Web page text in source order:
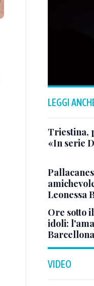
LEGGI
Triestina,
«In serie
Leonessa
Ore sotto
idoli:
VIDEO